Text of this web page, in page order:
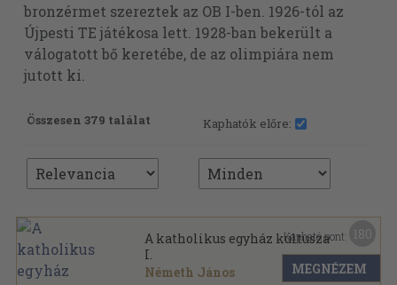
bronzérmet szereztek az OB I-ben. 1926-tól az
Újpesti TE játékosa lett. 1928-ban bekerült a
válogatott bő keretébe, de az olimpiára nem
jutott ki.
Összesen 379 találat Kaphatók előre:
A katholikus egyház kultusza
I.
Németh János
Kapható pont:
MEGNÉZEM